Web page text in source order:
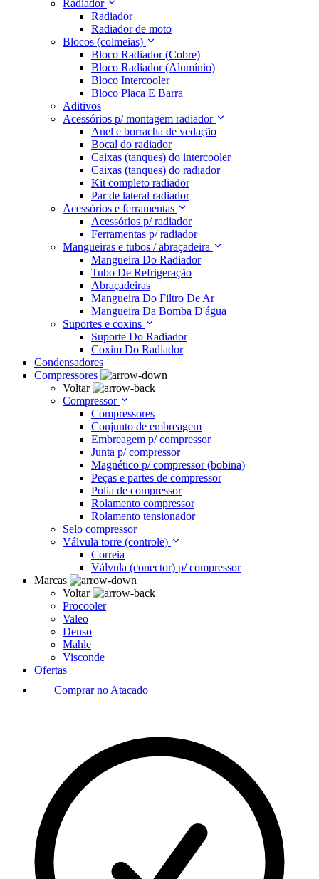
Radiador
Radiador
Radiador de moto
Blocos (colmeias)
Bloco Radiador (Cobre)
Bloco Radiador (Alumínio)
Bloco Intercooler
Bloco Placa E Barra
Aditivos
Acessórios p/ montagem radiador
Anel e borracha de vedação
Bocal do radiador
Caixas (tanques) do intercooler
Caixas (tanques) do radiador
Kit completo radiador
Par de lateral radiador
Acessórios e ferramentas
Acessórios p/ radiador
Ferramentas p/ radiador
Mangueiras e tubos / abraçadeira
Mangueira Do Radiador
Tubo De Refrigeração
Abraçadeiras
Mangueira Do Filtro De Ar
Mangueira Da Bomba D'água
Suportes e coxins
Suporte Do Radiador
Coxim Do Radiador
Condensadores
Compressores
Voltar
Compressor
Compressores
Conjunto de embreagem
Embreagem p/ compressor
Junta p/ compressor
Magnético p/ compressor (bobina)
Peças e partes de compressor
Polia de compressor
Rolamento compressor
Rolamento tensionador
Selo compressor
Válvula torre (controle)
Correia
Válvula (conector) p/ compressor
Marcas
Voltar
Procooler
Valeo
Denso
Mahle
Visconde
Ofertas
Comprar no Atacado